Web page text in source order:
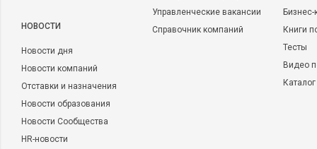
НОВОСТИ
Новости дня
Новости компаний
Отставки и назначения
Новости образования
Новости Сообщества
HR-новости
Управленческие вакансии
Справочник компаний
Книги
Тесты
Видео